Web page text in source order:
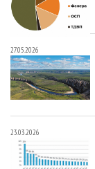
27.05.2026
23.03.2026